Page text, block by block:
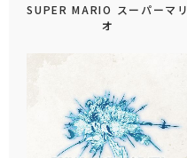
SUPER MARIO スーパーマリ
オ